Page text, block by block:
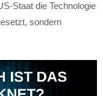
Staat die Technologie
sondern